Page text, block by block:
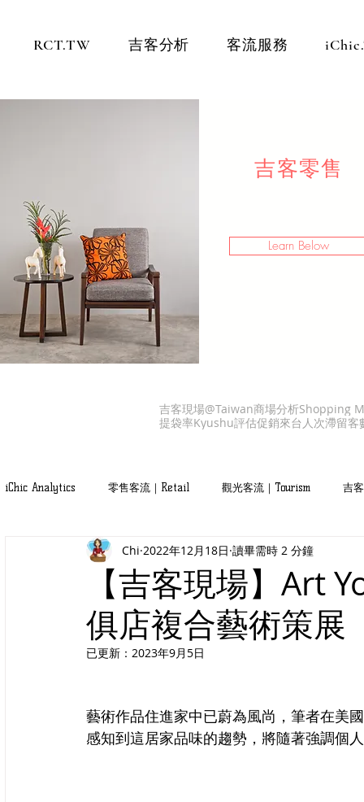
RCT.TW 吉客分析 客流服務
吉客零售
Learn Below
吉客現場@Taiwan商場分析Shopping
提袋率Kyushu評估促銷來台人次滯留客
iChic Analytics 零售客流｜Retail 觀光客流｜Tourism 吉
吉客服務｜iChic Values
【吉客現場】Art
俱店複合藝術策展
Chi 2022年12月18日 讀畢需時 2 分鐘
已更新： 2023年9月5日
藝術作品住進家中已蔚為風尚，筆者在美
感知到這居家品味的趨勢，將隨著強調個